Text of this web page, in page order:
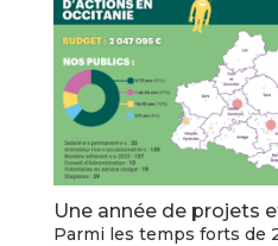
Une année de projets
Parmi les temps forts de